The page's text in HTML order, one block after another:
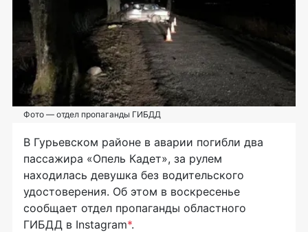
Фото — отдел пропаганды ГИБДД
В Гурьевском районе в аварии погибли два
пассажира «Опель Кадет», за рулем
находилась девушка без водительского
удостоверения. Об этом в воскресенье
сообщает отдел пропаганды областного
ГИБДД в Instagram*.